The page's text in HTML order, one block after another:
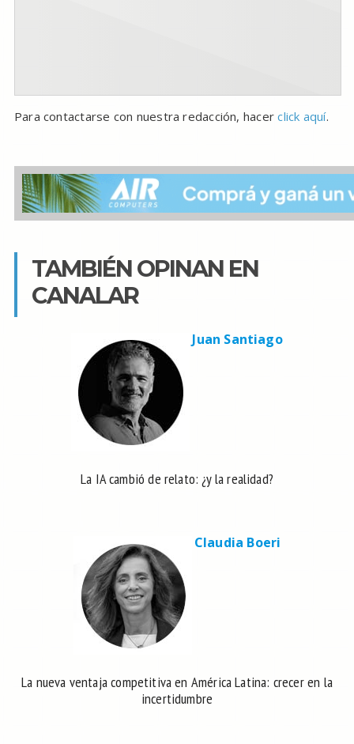
Para contactarse con nuestra redacción, hacerclick aquí.
TAMBIÉN OPINAN EN
CANALAR
Juan Santiago
La IA cambió de relato: ¿y la realidad?
Claudia Boeri
La nueva ventaja competitiva en América Latina: crecer en la
incertidumbre